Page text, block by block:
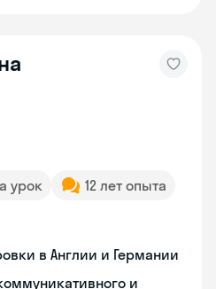
урок
12 лет опыта
в Англии и Германии
и